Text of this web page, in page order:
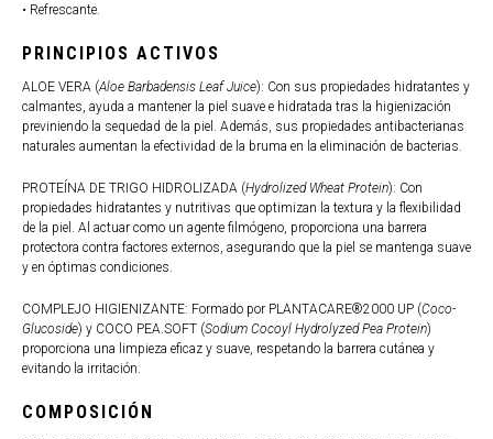
• Refrescante.
PRINCIPIOS ACTIVOS
ALOE VERA (Aloe Barbadensis Leaf Juice): Con sus propiedades hidratantes y
calmantes, ayuda a mantener la piel suave e hidratada tras la higienización
previniendo la sequedad de la piel. Además, sus propiedades antibacterianas
naturales aumentan la efectividad de la bruma en la eliminación de bacterias.
PROTEÍNA DE TRIGO HIDROLIZADA (Hydrolized Wheat Protein): Con
propiedades hidratantes y nutritivas que optimizan la textura y la flexibilidad
de la piel. Al actuar como un agente filmógeno, proporciona una barrera
protectora contra factores externos, asegurando que la piel se mantenga suave
y en óptimas condiciones.
COMPLEJO HIGIENIZANTE: Formado por PLANTACARE®2000 UP (Coco-
Glucoside) y COCO PEA.SOFT (Sodium Cocoyl Hydrolyzed Pea Protein)
proporciona una limpieza eficaz y suave, respetando la barrera cutánea y
evitando la irritación.
COMPOSICIÓN